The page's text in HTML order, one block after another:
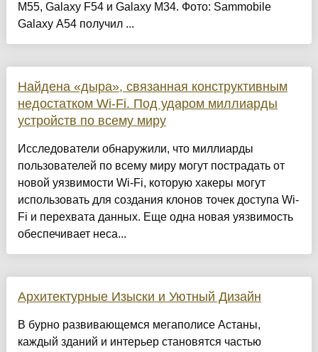
M55, Galaxy F54 и Galaxy M34. Фото: Sammobile
Galaxy A54 получил ...
Найдена «дыра», связанная конструктивным
недостатком Wi-Fi. Под ударом миллиарды
устройств по всему миру
Исследователи обнаружили, что миллиарды
пользователей по всему миру могут пострадать от
новой уязвимости Wi-Fi, которую хакеры могут
использовать для создания клонов точек доступа Wi-
Fi и перехвата данных. Еще одна новая уязвимость
обеспечивает неса...
Архитектурные Изыски и Уютный Дизайн
​В бурно развивающемся мегаполисе Астаны,
каждый зданий и интерьер становятся частью